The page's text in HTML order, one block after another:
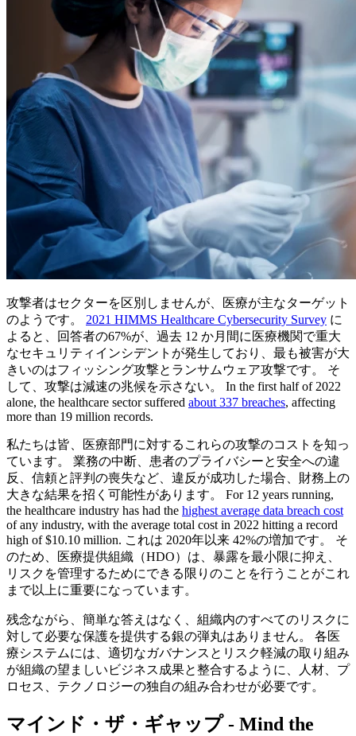
攻撃者はセクターを区別しませんが、医療が主なターゲット
のようです。 2021 HIMMS Healthcare Cybersecurity Survey に
よると、回答者の67%が、過去 12 か月間に医療機関で重大
なセキュリティインシデントが発生しており、最も被害が大
きいのはフィッシング攻撃とランサムウェア攻撃です。 そ
して、攻撃は減速の兆候を示さない。 In the first half of 2022
alone, the healthcare sector suffered about 337 breaches, affecting
more than 19 million records.
私たちは皆、医療部門に対するこれらの攻撃のコストを知っ
ています。 業務の中断、患者のプライバシーと安全への違
反、信頼と評判の喪失など、違反が成功した場合、財務上の
大きな結果を招く可能性があります。 For 12 years running,
the healthcare industry has had the highest average data breach cost
of any industry, with the average total cost in 2022 hitting a record
high of $10.10 million. これは 2020年以来 42%の増加です。 そ
のため、医療提供組織（HDO）は、暴露を最小限に抑え、
リスクを管理するためにできる限りのことを行うことがこれ
まで以上に重要になっています。
残念ながら、簡単な答えはなく、組織内のすべてのリスクに
対して必要な保護を提供する銀の弾丸はありません。 各医
療システムには、適切なガバナンスとリスク軽減の取り組み
が組織の望ましいビジネス成果と整合するように、人材、プ
ロセス、テクノロジーの独自の組み合わせが必要です。
マインド・ザ・ギャップ - Mind the